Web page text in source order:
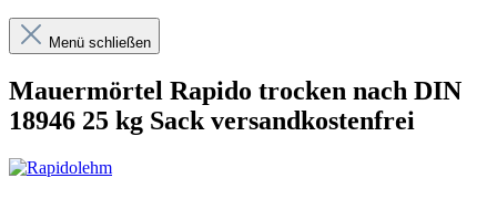
Menü schließen
Mauermörtel Rapido trocken nach DIN
18946 25 kg Sack versandkostenfrei